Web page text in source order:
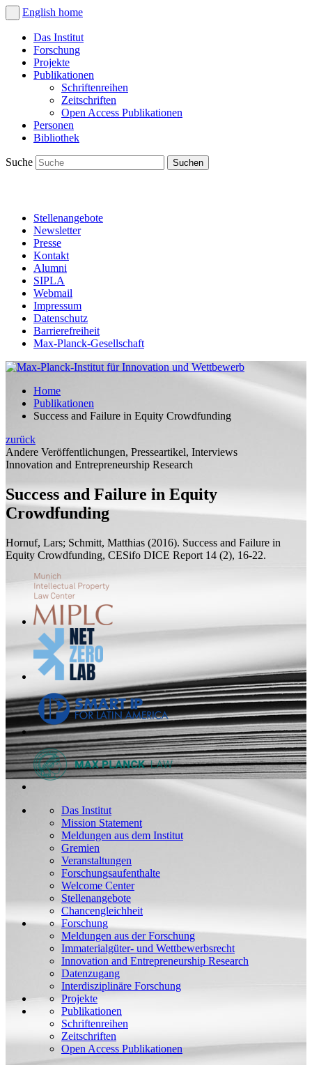
English home
Das Institut
Forschung
Projekte
Publikationen
Schriftenreihen
Zeitschriften
Open Access Publikationen
Personen
Bibliothek
Suche
Stellenangebote
Newsletter
Presse
Kontakt
Alumni
SIPLA
Webmail
Impressum
Datenschutz
Barrierefreiheit
Max-Planck-Gesellschaft
Home
Publikationen
Success and Failure in Equity Crowdfunding
zurück
Andere Veröffentlichungen, Presseartikel, Interviews
Innovation and Entrepreneurship Research
Success and Failure in Equity
Crowdfunding
Hornuf, Lars; Schmitt, Matthias (2016). Success and Failure in
Equity Crowdfunding, CESifo DICE Report 14 (2), 16-22.
Das Institut
Mission Statement
Meldungen aus dem Institut
Gremien
Veranstaltungen
Forschungsaufenthalte
Welcome Center
Stellenangebote
Chancengleichheit
Forschung
Meldungen aus der Forschung
Immaterialgüter- und Wettbewerbsrecht
Innovation and Entrepreneurship Research
Datenzugang
Interdisziplinäre Forschung
Projekte
Publikationen
Schriftenreihen
Zeitschriften
Open Access Publikationen